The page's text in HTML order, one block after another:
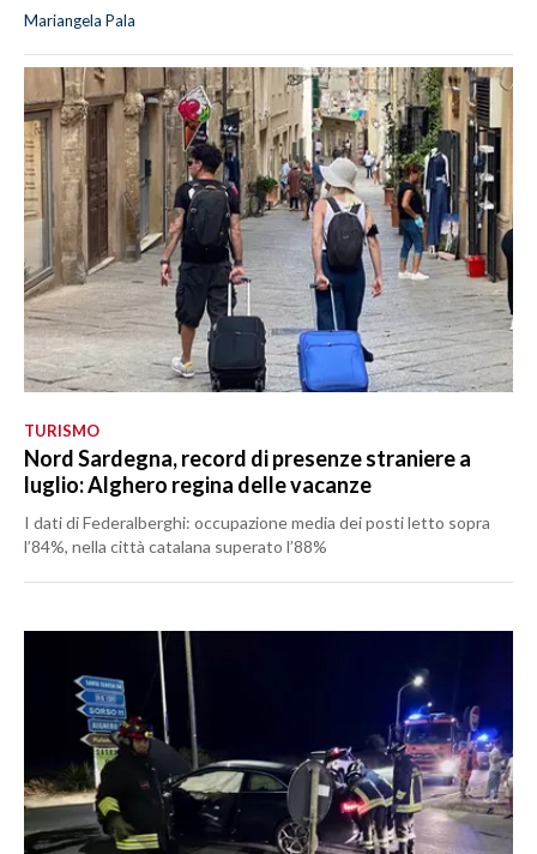
Mariangela Pala
TURISMO
Nord Sardegna, record di presenze straniere a
luglio: Alghero regina delle vacanze
I dati di Federalberghi: occupazione media dei posti letto sopra
l’84%, nella città catalana superato l’88%